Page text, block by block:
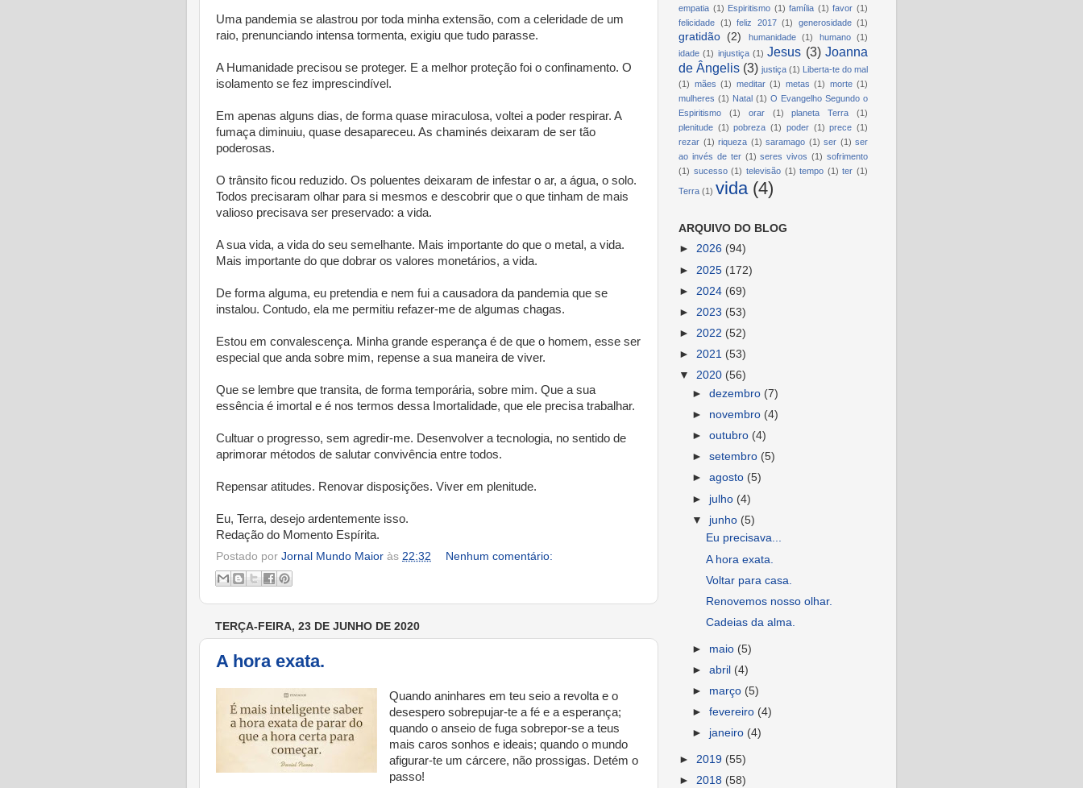
Uma pandemia se alastrou por toda minha extensão, com a celeridade de um
raio, prenunciando intensa tormenta, exigiu que tudo parasse.
A Humanidade precisou se proteger. E a melhor proteção foi o confinamento. O
isolamento se fez imprescindível.
Em apenas alguns dias, de forma quase miraculosa, voltei a poder respirar. A
fumaça diminuiu, quase desapareceu. As chaminés deixaram de ser tão
poderosas.
O trânsito ficou reduzido. Os poluentes deixaram de infestar o ar, a água, o solo.
Todos precisaram olhar para si mesmos e descobrir que o que tinham de mais
valioso precisava ser preservado: a vida.
A sua vida, a vida do seu semelhante. Mais importante do que o metal, a vida.
Mais importante do que dobrar os valores monetários, a vida.
De forma alguma, eu pretendia e nem fui a causadora da pandemia que se
instalou. Contudo, ela me permitiu refazer-me de algumas chagas.
Estou em convalescença. Minha grande esperança é de que o homem, esse ser
especial que anda sobre mim, repense a sua maneira de viver.
Que se lembre que transita, de forma temporária, sobre mim. Que a sua
essência é imortal e é nos termos dessa Imortalidade, que ele precisa trabalhar.
Cultuar o progresso, sem agredir-me. Desenvolver a tecnologia, no sentido de
aprimorar métodos de salutar convivência entre todos.
Repensar atitudes. Renovar disposições. Viver em plenitude.
Eu, Terra, desejo ardentemente isso.
Redação do Momento Espírita.
Postado por Jornal Mundo Maior às 22:32 Nenhum comentário:
TERÇA-FEIRA, 23 DE JUNHO DE 2020
A hora exata.
Quando aninhares em teu seio a revolta e o
desespero sobrepujar-te a fé e a esperança;
quando o anseio de fuga sobrepor-se a teus
mais caros sonhos e ideais; quando o mundo
afigurar-te um cárcere, não prossigas. Detém o
passo!
empatia (1) Espiritismo (1) família (1) favor (1)
felicidade (1) feliz 2017 (1) generosidade (1)
gratidão (2) humanidade (1) humano
(1)
idade (1) injustiça (1) Jesus (3) Joanna
de Ângelis (3) justiça (1)
Liberta-te do mal
(1) mães (1) meditar (1) metas (1) morte (1)
mulheres (1) Natal (1) O Evangelho Segundo o
Espiritismo
(1) orar (1) planeta Terra
(1)
plenitude (1) pobreza (1) poder (1) prece (1)
rezar (1) riqueza (1) saramago (1) ser (1) ser
ao invés de ter (1) seres vivos (1) sofrimento
(1) sucesso (1) televisão (1) tempo (1) ter (1)
Terra (1) vida (4)
ARQUIVO DO BLOG
► 2026 (94)
► 2025 (172)
► 2024 (69)
► 2023 (53)
► 2022 (52)
► 2021 (53)
▼ 2020 (56)
►dezembro (7)
► novembro (4)
►outubro (4)
►setembro (5)
►agosto (5)
► julho (4)
▼ junho (5)
Eu precisava...
A hora exata.
Voltar para casa.
Renovemos nosso olhar.
Cadeias da alma.
► maio (5)
►abril (4)
► março (5)
►fevereiro (4)
► janeiro (4)
► 2019 (55)
► 2018 (58)